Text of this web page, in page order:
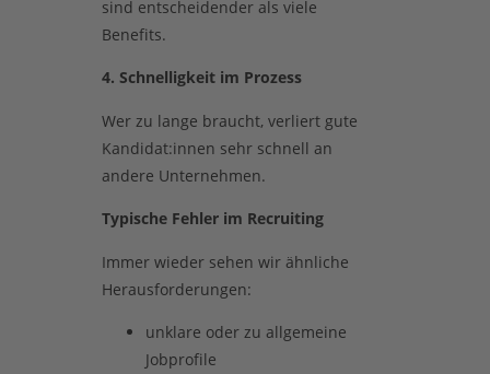
sind entscheidender als viele
Benefits.
4. Schnelligkeit im Prozess
Wer zu lange braucht, verliert gute
Kandidat:innen sehr schnell an
andere Unternehmen.
Typische Fehler im Recruiting
Immer wieder sehen wir ähnliche
Herausforderungen:
unklare oder zu allgemeine
Jobprofile